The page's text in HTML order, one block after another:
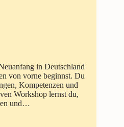
in Deutschland
von vorne beginnst. Du
Kompetenzen und
Workshop lernst du,
und…